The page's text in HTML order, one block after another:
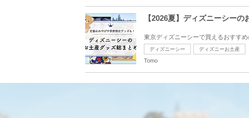
【2026夏】ディズニーシー
東京ディズニーシーで買えるおすす
ディズニーシー ディズニーお土産
Tomo